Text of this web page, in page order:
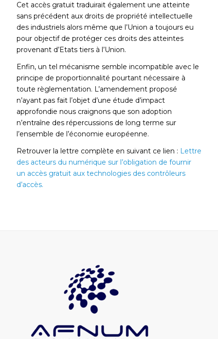
Cet accès gratuit traduirait également une atteinte
sans précédent aux droits de propriété intellectuelle
des industriels alors même que l’Union a toujours eu
pour objectif de protéger ces droits des atteintes
provenant d’Etats tiers à l’Union.
Enfin, un tel mécanisme semble incompatible avec le
principe de proportionnalité pourtant nécessaire à
toute règlementation. L’amendement proposé
n’ayant pas fait l’objet d’une étude d’impact
approfondie nous craignons que son adoption
n’entraîne des répercussions de long terme sur
l’ensemble de l’économie européenne.
Retrouver la lettre complète en suivant ce lien : Lettre
des acteurs du numérique sur l’obligation de fournir
un accès gratuit aux technologies des contrôleurs
d’accès.